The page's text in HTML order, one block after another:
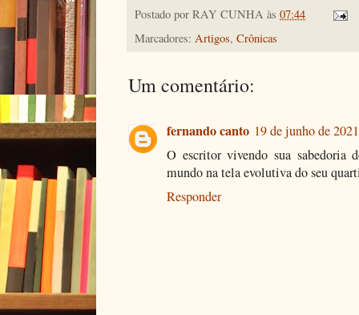
Postado por RAY CUNHA às 07:44
Marcadores: Artigos, Crônicas
Um comentário:
fernando canto 19 de junho de
O escritor vivendo sua sabedoria
mundo na tela evolutiva do seu
Responder